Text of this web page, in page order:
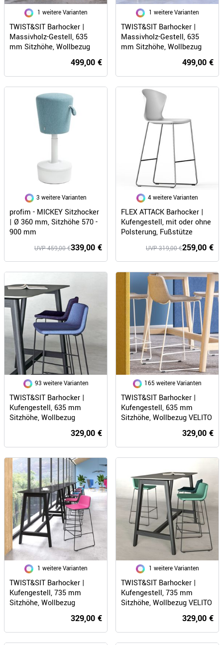
1 weitere Varianten
TWIST&SIT Barhocker |
Massivholz-Gestell, 635
mm Sitzhöhe, Wollbezug
499,00 €
1 weitere Varianten
TWIST&SIT Barhocker |
Massivholz-Gestell, 635
mm Sitzhöhe, Wollbezug
499,00 €
3 weitere Varianten
profim - MICKEY Sitzhocker
| Ø 360 mm, Sitzhöhe 570 -
900 mm
339,00 €
UVP 459,00 €
4 weitere Varianten
FLEX ATTACK Barhocker |
Kufengestell, mit oder ohne
Polsterung, Fußstütze
259,00 €
UVP 319,00 €
93 weitere Varianten
TWIST&SIT Barhocker |
Kufengestell, 635 mm
Sitzhöhe, Wollbezug
329,00 €
165 weitere Varianten
TWIST&SIT Barhocker |
Kufengestell, 635 mm
Sitzhöhe, Wollbezug VELITO
329,00 €
1 weitere Varianten
TWIST&SIT Barhocker |
Kufengestell, 735 mm
Sitzhöhe, Wollbezug
329,00 €
1 weitere Varianten
TWIST&SIT Barhocker |
Kufengestell, 735 mm
Sitzhöhe, Wollbezug VELITO
329,00 €